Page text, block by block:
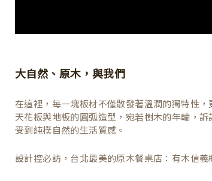
大自然、原木，與我們
在這裡，每一塊板材不僅散發著溫潤的獨特性，
天花板與地板的圓弧造型，宛若樹木的年輪，
受到純樸自然的生活質感。
設計控必訪，台北最美的原木餐桌店：有木信